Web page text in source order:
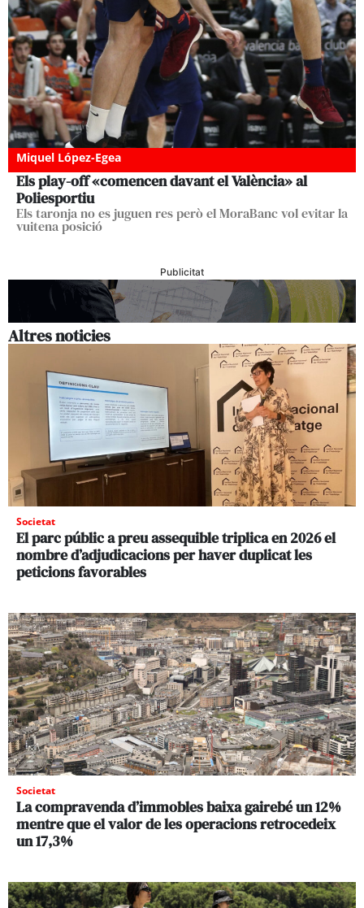
Miquel López-Egea
Els play-off «comencen davant el València» al
Poliesportiu
Els taronja no es juguen res però el MoraBanc vol evitar la
vuitena posició
Publicitat
Altres noticies
Societat
El parc públic a preu assequible triplica en 2026 el
nombre d’adjudicacions per haver duplicat les
peticions favorables
Societat
La compravenda d’immobles baixa gairebé un 12%
mentre que el valor de les operacions retrocedeix
un 17,3%